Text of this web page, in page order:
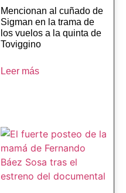
Mencionan al cuñado de
Sigman en la trama de
los vuelos a la quinta de
Toviggino
Leer más